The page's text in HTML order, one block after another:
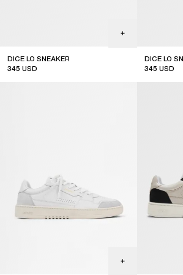
DICE LO SNEAKER
345 USD
DICE LO
345 USD